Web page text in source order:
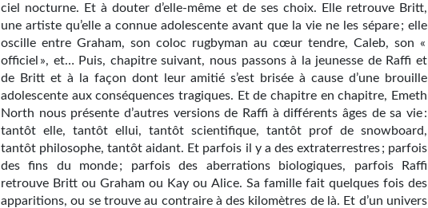
ciel nocturne. Et à douter d’elle-même et de ses choix. Elle retrouve Britt,
une artiste qu’elle a connue adolescente avant que la vie ne les sépare ; elle
oscille entre Graham, son coloc rugbyman au cœur tendre, Caleb, son «
officiel », et… Puis, chapitre suivant, nous passons à la jeunesse de Raffi et
de Britt et à la façon dont leur amitié s’est brisée à cause d’une brouille
adolescente aux conséquences tragiques. Et de chapitre en chapitre, Emeth
North nous présente d’autres versions de Raffi à différents âges de sa vie :
tantôt elle, tantôt ellui, tantôt scientifique, tantôt prof de snowboard,
tantôt philosophe, tantôt aidant. Et parfois il y a des extraterrestres ; parfois
des fins du monde ; parfois des aberrations biologiques, parfois Raffi
retrouve Britt ou Graham ou Kay ou Alice. Sa famille fait quelques fois des
apparitions, ou se trouve au contraire à des kilomètres de là. Et d’un univers